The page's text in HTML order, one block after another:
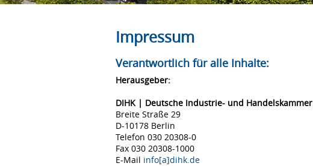
Impressum
Verantwortlich für alle Inhalte:
Herausgeber:
DIHK | Deutsche Industrie- und Handelskammer
Breite Straße 29
D-10178 Berlin
Telefon 030 20308-0
Fax 030 20308-1000
E-Mail info[a]dihk.de